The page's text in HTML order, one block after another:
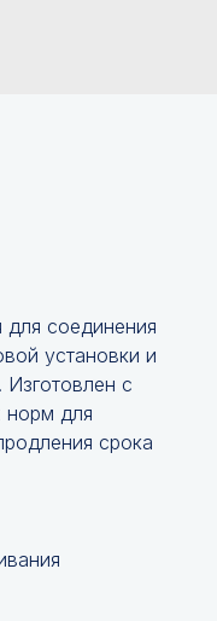
для соединения
установки и
с
норм для
срока